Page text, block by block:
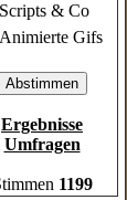
Scripts & Co
Animierte Gifs
Ergebnisse
Umfragen
1199